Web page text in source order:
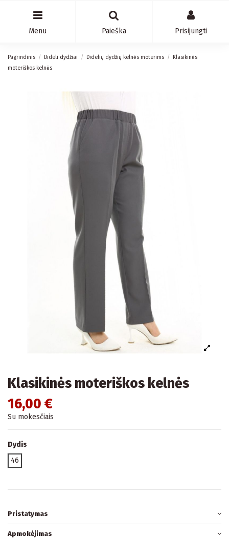
Menu Paieška Prisijungti
Pagrindinis Dideli dydžiai Didelių dydžių kelnės moterims
Klasikinės
moteriškos kelnės
Klasikinės moteriškos kelnės
16,00 €
Su mokesčiais
Dydis
46
Pristatymas
Apmokėjimas